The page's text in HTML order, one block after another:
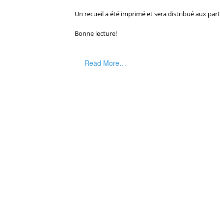
Un recueil a été imprimé et sera distribué aux
Bonne lecture!
Read More…